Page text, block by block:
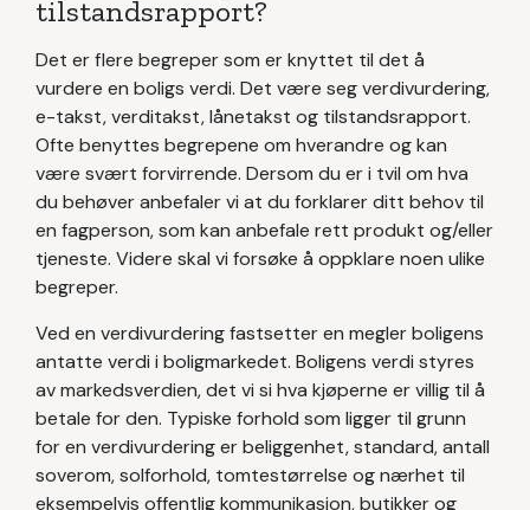
tilstandsrapport?
Det er flere begreper som er knyttet til det å
vurdere en boligs verdi. Det være seg verdivurdering,
e-takst, verditakst, lånetakst og tilstandsrapport.
Ofte benyttes begrepene om hverandre og kan
være svært forvirrende. Dersom du er i tvil om hva
du behøver anbefaler vi at du forklarer ditt behov til
en fagperson, som kan anbefale rett produkt og/eller
tjeneste. Videre skal vi forsøke å oppklare noen ulike
begreper.
Ved en verdivurdering fastsetter en megler boligens
antatte verdi i boligmarkedet. Boligens verdi styres
av markedsverdien, det vi si hva kjøperne er villig til å
betale for den. Typiske forhold som ligger til grunn
for en verdivurdering er beliggenhet, standard, antall
soverom, solforhold, tomtestørrelse og nærhet til
eksempelvis offentlig kommunikasjon, butikker og